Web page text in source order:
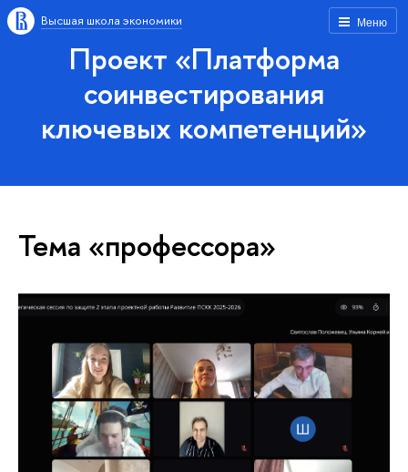
Меню
Высшая школа экономики
Проект «Платформа
соинвестирования
ключевых компетенций»
Тема «профессора»